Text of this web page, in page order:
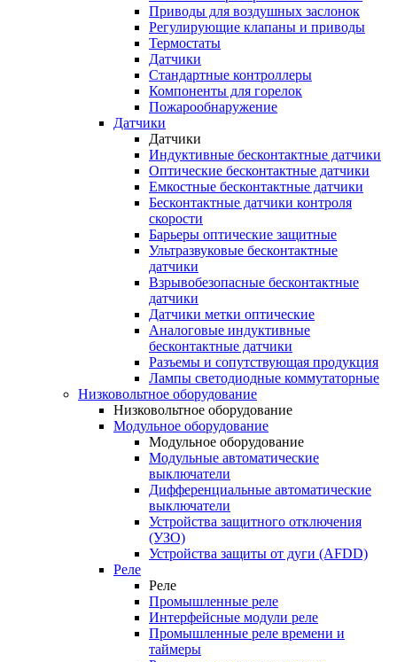
Приводы для воздушных заслонок
Регулирующие клапаны и приводы
Термостаты
Датчики
Стандартные контроллеры
Компоненты для горелок
Пожарообнаружение
Датчики
Датчики
Индуктивные бесконтактные датчики
Оптические бесконтактные датчики
Емкостные бесконтактные датчики
Бесконтактные датчики контроля
скорости
Барьеры оптические защитные
Ультразвуковые бесконтактные
датчики
Взрывобезопасные бесконтактные
датчики
Датчики метки оптические
Аналоговые индуктивные
бесконтактные датчики
Разъемы и сопутствующая продукция
Лампы светодиодные коммутаторные
Низковольтное оборудование
Низковольтное оборудование
Модульное оборудование
Модульное оборудование
Модульные автоматические
выключатели
Дифференциальные автоматические
выключатели
Устройства защитного отключения
(УЗО)
Устройства защиты от дуги (AFDD)
Реле
Реле
Промышленные реле
Интерфейсные модули реле
Промышленные реле времени и
таймеры